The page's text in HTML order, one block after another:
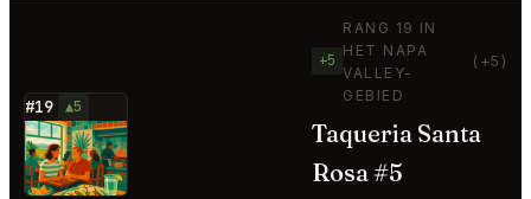
#19 ▲5
⭐
+5
RANG 19 IN
HET NAPA
VALLEY-
GEBIED
(+5)
Taqueria Santa
Rosa #5